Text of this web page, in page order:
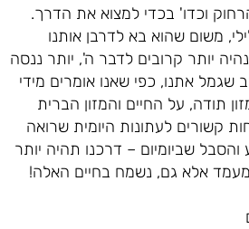
וכדו' בכדי למצוא את הדרך.
משום שהוא בא לדרבן אותנו
יותר קרובים לדבר ה', יותר ננסה
שגמל אתנו, כפי שאנו אומרים מידי
תודה, על החיים והמזון הברית
קשורים לעתונות היומית שרואה
שביומיום – דרכנו תהיה יותר
אלא גם, נשמח בחיים האלה!